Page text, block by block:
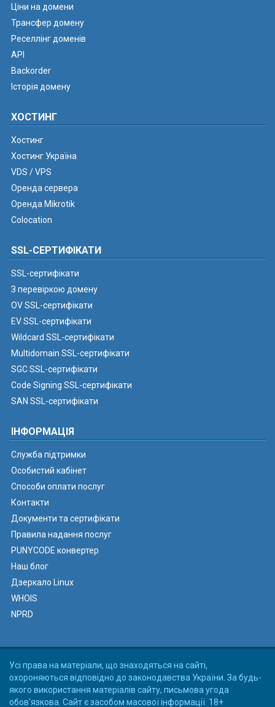
Ціни на домени
Трансфер домену
Реселлінг доменів
API
Backorder
Історія домену
ХОСТИНГ
Хостинг
Хостинг Україна
VDS / VPS
Оренда сервера
Оренда Mikrotik
Colocation
SSL-СЕРТИФІКАТИ
SSL-сертифікати
З перевіркою домену
OV SSL-сертифікати
EV SSL-сертифікати
Wildcard SSL-сертифікати
Multidomain SSL-сертифікати
SGC SSL-сертифікати
Code Signing SSL-сертифікати
SAN SSL-сертифікати
ІНФОРМАЦІЯ
Служба підтримки
Особистий кабінет
Способи оплати послуг
Контакти
Документи та сертифікати
Правила надання послуг
PUNYCODE конвертер
Наш блог
Дзеркало Linux
WHOIS
NPRD
Усі права на матеріали, що знаходяться на сайті,
охороняються відповідно до законодавства України. За будь-
якого використання матеріалів сайту, письмова угода
обов'язкова. Сайт є засобом масової інформації. 18+